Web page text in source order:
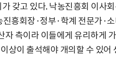
갖고 있다. 낙농진흥회 이사
흥회장·정부·학계 전문가·
자 측이라 이들에게 유리하게
상이 출석해야 개의할 수 있어